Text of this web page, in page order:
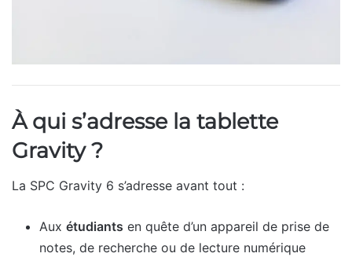
À qui s’adresse la tablette
Gravity ?
La SPC Gravity 6 s’adresse avant tout :
Aux étudiants en quête d’un appareil de prise de
notes, de recherche ou de lecture numérique